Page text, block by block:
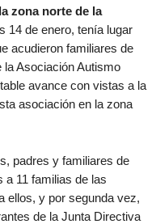
zona norte de la
14 de enero, tenía lugar
acudieron familiares de
Asociación Autismo
avance con vistas a la
asociación en la zona
padres y familiares de
a 11 familias de las
ellos, y por segunda vez,
de la Junta Directiva